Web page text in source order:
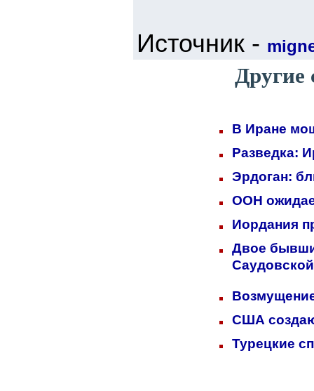
Источник -
Другие
В Иране
Разведка:
Эрдоган:
ООН
Иордания
Двое
США
Турецкие